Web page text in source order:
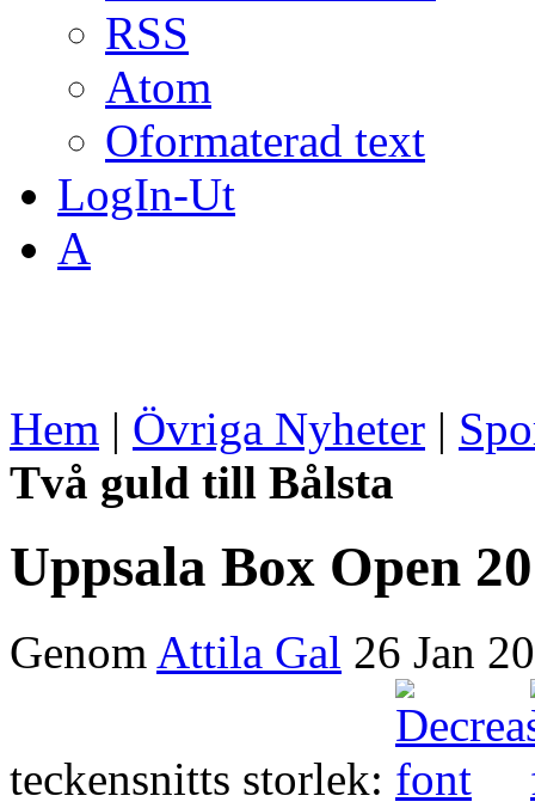
RSS
Atom
Oformaterad text
LogIn-Ut
A
Hem | Övriga Nyheter |
Två guld till Bålsta
Uppsala Box Open
Genom Attila Gal 26 Jan
teckensnitts storlek: